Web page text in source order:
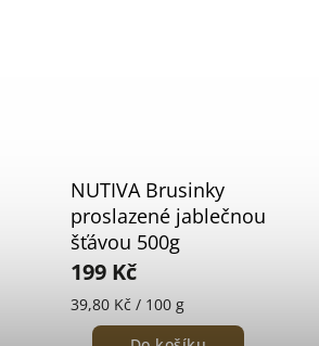
NUTIVA Brusinky
proslazené jablečnou
šťávou 500g
199 Kč
39,80 Kč / 100 g